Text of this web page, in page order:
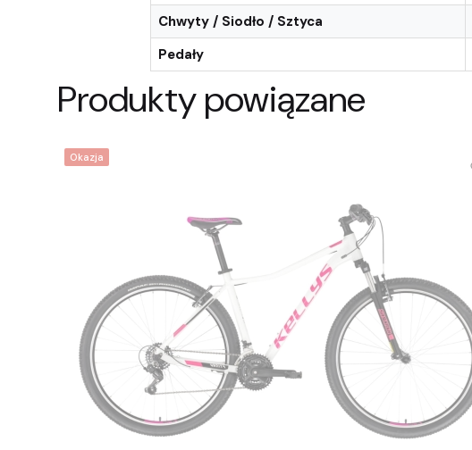
Chwyty / Siodło / Sztyca
Pedały
Produkty powiązane
Okazja